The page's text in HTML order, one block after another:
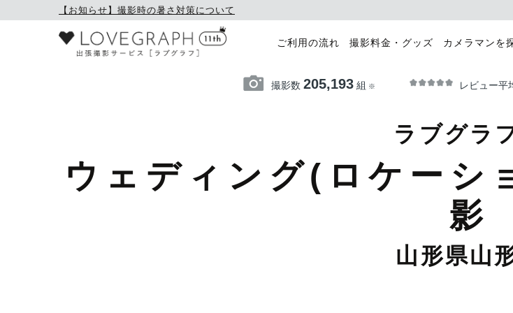
【お知らせ】撮影時の暑さ対策について
ご利用の流れ 撮影料金・グッズ カメラマンを
撮影数 205,193組 ※ レビュー平
ラブグラ
ウェディング(ロケーシ
影
山形県山